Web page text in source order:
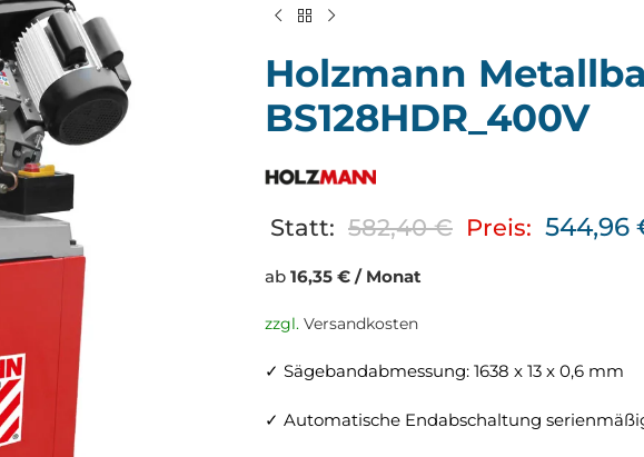
Holzmann
BS128HDR_400V
Statt: 582,40€ Preis: 544,96
ab 16,35 € / Monat
zzgl. Versandkosten
✓ Sägebandabmessung: 1638 x 13 x 0,6 mm
✓ Automatische Endabschaltung